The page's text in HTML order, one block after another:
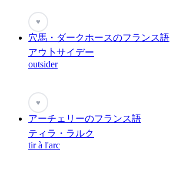
♥
穴馬・ダークホースのフランス語
アウ卜サイデー
outsider
♥
アーチェリーのフランス語
ティラ・ラルク
tir à l'arc